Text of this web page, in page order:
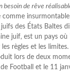
besoin de rêve
des États Baltes
juif, est un pays où
règles et les
lors de deux
Football et le 11